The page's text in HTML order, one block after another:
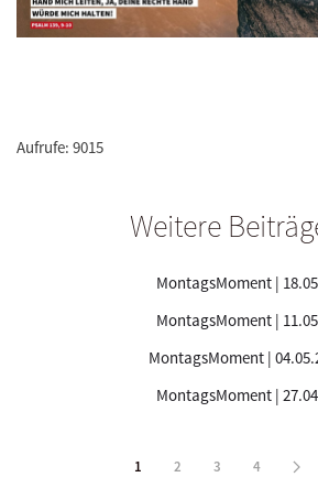
Aufrufe: 9015
Weitere
MontagsMoment |
MontagsMoment |
MontagsMoment |
MontagsMoment |
1 2 3 4